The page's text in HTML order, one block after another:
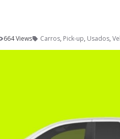
664 Views Carros, Pick-up, Usados,